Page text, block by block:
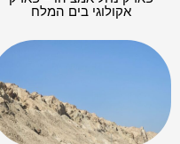
אקולוגי בים המלח